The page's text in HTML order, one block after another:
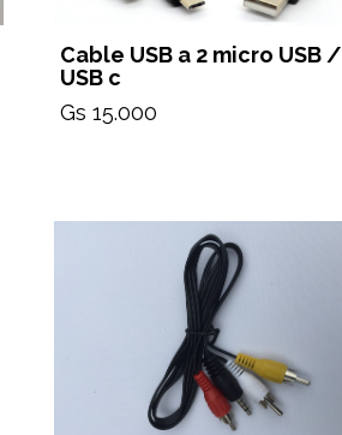
Cable USB a 2 micro USB /
USB c
Gs 15.000